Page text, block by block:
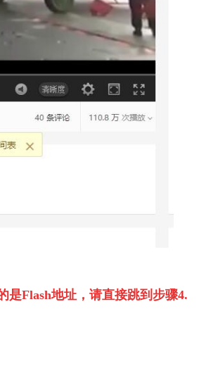
是Flash地址，请直接跳到步骤4.